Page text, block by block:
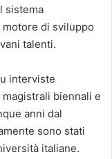
sistema
di sviluppo
talenti.
interviste
biennali e
anni dal
sono stati
italiane.